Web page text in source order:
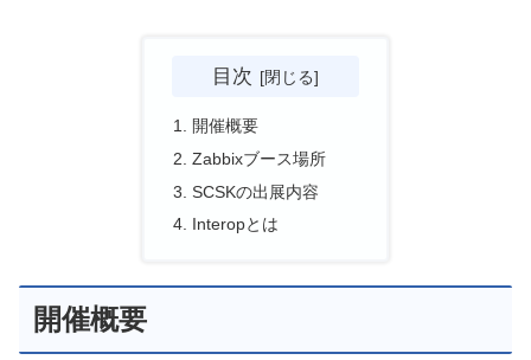
目次
開催概要
Zabbixブース場所
SCSKの出展内容
Interopとは
開催概要